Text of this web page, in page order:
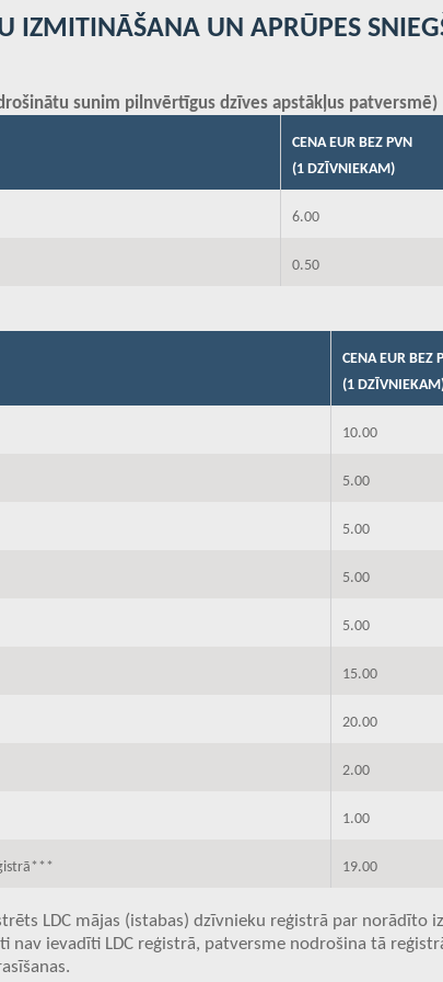
IZMITINĀŠANA UN APRŪPES
sunim pilnvērtīgus dzīves apstākļus patversmē)
CENA EUR BEZ PVN
(1 DZĪVNIEKAM)
6.00
0.50
CENA EUR BEZ
(1
10.00
5.00
5.00
5.00
5.00
15.00
20.00
2.00
1.00
19.00
LDC mājas (istabas) dzīvnieku reģistrā par norādīto
ievadīti LDC reģistrā, patversme nodrošina tā